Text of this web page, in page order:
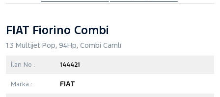
FIAT Fiorino Combi
1.3 Multijet Pop, 94Hp, Combi Camlı
İlan No : 144421
Marka : FIAT